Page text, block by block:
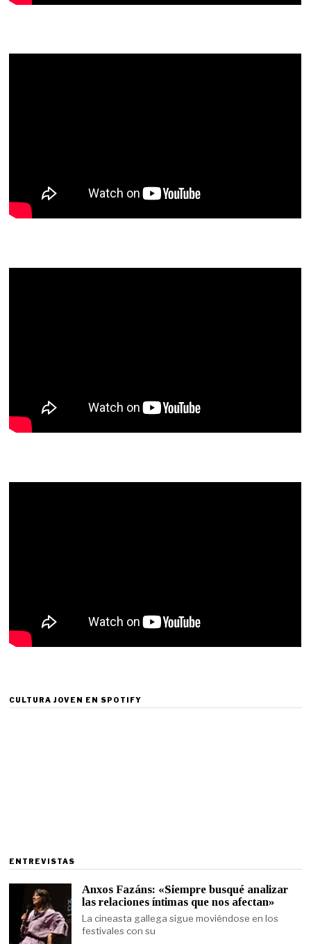
CULTURA JOVEN EN SPOTIFY
ENTREVISTAS
Anxos Fazáns: «Siempre busqué analizar
las relaciones íntimas que nos afectan»
La cineasta gallega sigue moviéndose en los
festivales con su